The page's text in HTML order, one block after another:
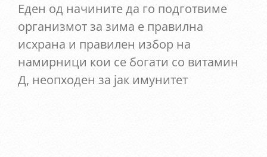
Еден од начините да го подготвиме
организмот за зима е правилна
исхрана и правилен избор на
намирници кои се богати со витамин
Д, неопходен за јак имунитет